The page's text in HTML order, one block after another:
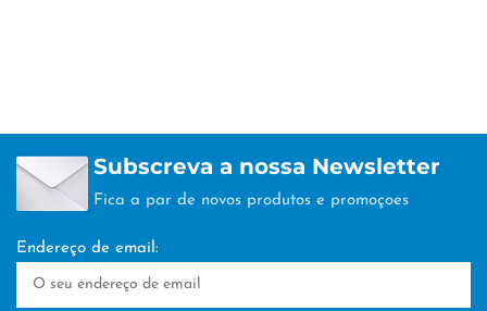
Subscreva a nossa Newsletter
Fica a par de novos produtos e promoçoes
Endereço de email: